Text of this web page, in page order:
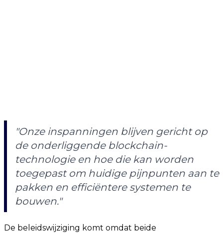
"Onze inspanningen blijven gericht op
de onderliggende blockchain-
technologie en hoe die kan worden
toegepast om huidige pijnpunten aan te
pakken en efficiëntere systemen te
bouwen."
De beleidswijziging komt omdat beide